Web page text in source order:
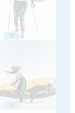
38
40